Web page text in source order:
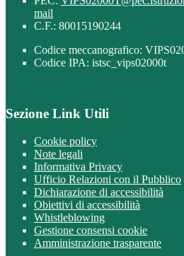
mail
C.F.: 80015190244
Codice meccanografico:
Codice IPA: istsc_vips02000t
Sezione Link Utili
Cookie policy
Note legali
Informativa Privacy
Ufficio Relazioni con il Pubblico
Dichiarazione di accessibilità
Obiettivi di accessibilità
Whistleblowing
Gestione consensi cookie
Amministrazione trasparente